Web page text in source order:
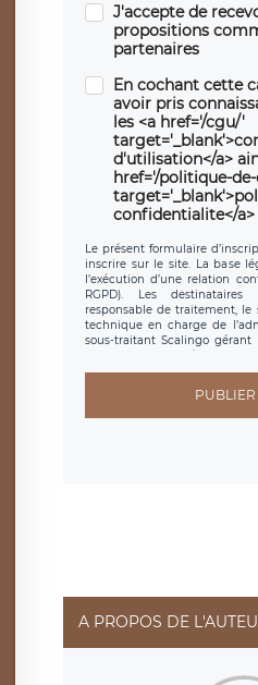
J'accepte de
propositions
partenaires
En cochant cette
avoir pris
les <a href='/cgu/'
d'utilisation</a>
href='/politique-
confidentialite</a>
Le présent formulaire
inscrire sur le site. La base
l’exécution d’une relation
RGPD). Les
responsable de traitement, le
technique en charge de
sous-traitant Scalingo
toute personne légalement
d’inscription est hébergé
protection conformes au RGPD
sont conservées jusqu’à ce
rue Léopold Sédar Senghor,
également le droit
d’une autorité de contrôle.
PUBLIER
A PROPOS DE